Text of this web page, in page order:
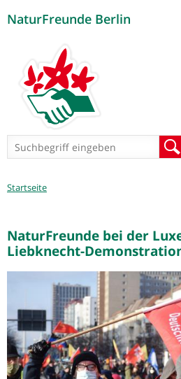
NaturFreunde Berlin
Suchformular
Sie
Startseite
NaturFreunde bei der
Liebknecht-